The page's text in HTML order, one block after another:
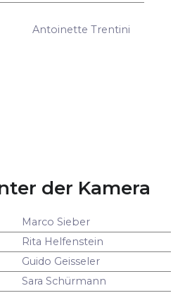
Antoinette Trentini
der Kamera
Marco Sieber
Rita Helfenstein
Guido Geisseler
Sara Schürmann